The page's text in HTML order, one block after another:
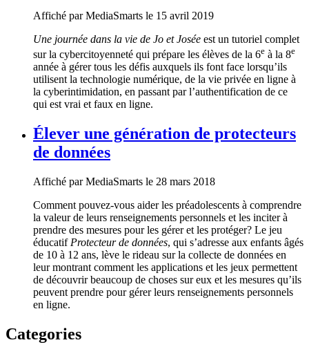
Affiché parMediaSmarts le 15 avril 2019
Une journée dans la vie de Jo et Josée est un tutoriel complet
sur la cybercitoyenneté qui prépare les élèves de la 6e à la 8e
année à gérer tous les défis auxquels ils font face lorsqu’ils
utilisent la technologie numérique, de la vie privée en ligne à
la cyberintimidation, en passant par l’authentification de ce
qui est vrai et faux en ligne.
Élever une génération de protecteurs
de données
Affiché parMediaSmarts le 28 mars 2018
Comment pouvez-vous aider les préadolescents à comprendre
la valeur de leurs renseignements personnels et les inciter à
prendre des mesures pour les gérer et les protéger? Le jeu
éducatif Protecteur de données, qui s’adresse aux enfants âgés
de 10 à 12 ans, lève le rideau sur la collecte de données en
leur montrant comment les applications et les jeux permettent
de découvrir beaucoup de choses sur eux et les mesures qu’ils
peuvent prendre pour gérer leurs renseignements personnels
en ligne.
Categories